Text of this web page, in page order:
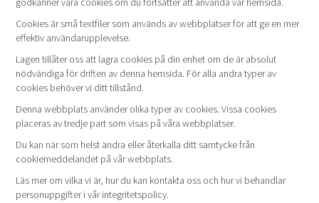
Cookies är små textfiler som används av webbplatser för att ge en mer
effektiv användarupplevelse.
Lagen tillåter oss att lagra cookies på din enhet om de är absolut
nödvändiga för driften av denna hemsida. För alla andra typer av
cookies behöver vi ditt tillstånd.
Denna webbplats använder olika typer av cookies. Vissa cookies
placeras av tredje part som visas på våra webbplatser.
Du kan när som helst ändra eller återkalla ditt samtycke från
cookiemeddelandet på vår webbplats.
Läs mer om vilka vi är, hur du kan kontakta oss och hur vi behandlar
personuppgifter i vår integritetspolicy.